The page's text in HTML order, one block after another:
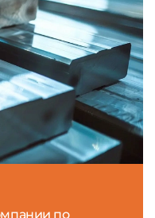
по